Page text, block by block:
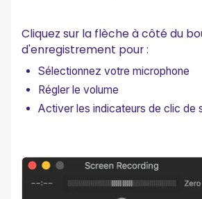
Cliquez sur la flèche à côté du
d'enregistrement pour :
Sélectionnez votre microphone
Régler le volume
Activer les indicateurs de clic de